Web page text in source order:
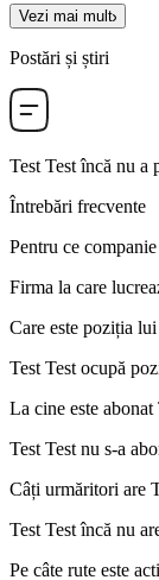
Vezi mai mult
Postări și știri
Test Testîncă nu a
Întrebări frecvente
Pentru ce
Firma la care
Care este poziția lui
Test Test ocupă
La cine este abonat
Test Test nu s-a
Câți urmăritori are
Test Test încă nu
Pe câte rute este